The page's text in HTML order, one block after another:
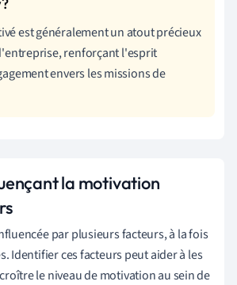
est généralement un atout précieux
renforçant l'esprit
envers les missions de
la motivation
par plusieurs facteurs, à la fois
Identifier ces facteurs peut aider à les
le niveau de motivation au sein de